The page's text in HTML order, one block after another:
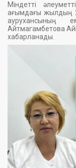
Міндетті
ағымдағы жылдың
аурухансының
Айтмагамбетова
хабарланады.